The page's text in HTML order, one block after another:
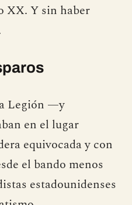
XX. Y sin haber
Legión —y
en el lugar
equivocada y con
el bando menos
estadounidenses